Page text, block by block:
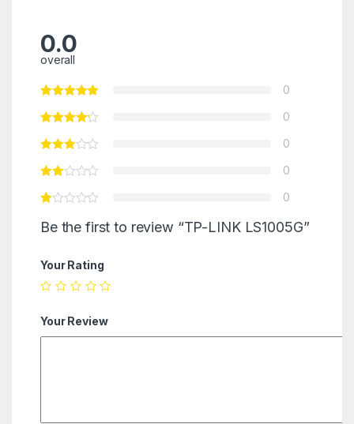
0.0
overall
0
0
0
0
0
Be the first to review “TP-LINK LS1005G”
Your Rating
Your Review